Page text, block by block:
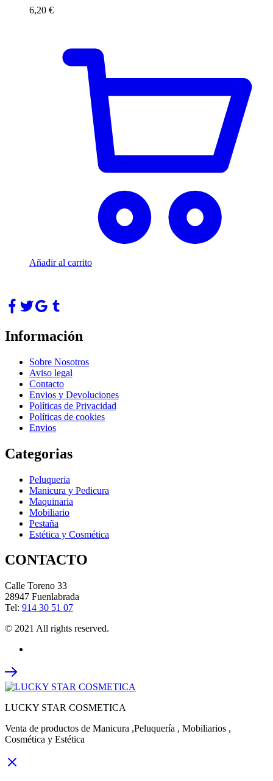
6,20 €
Añadir al carrito
Información
Sobre Nosotros
Aviso legal
Contacto
Envios y Devoluciones
Políticas de Privacidad
Políticas de cookies
Envios
Categorias
Peluqueria
Manicura y Pedicura
Maquinaria
Mobiliario
Pestaña
Estética y Cosmética
CONTACTO
Calle Toreno 33
28947 Fuenlabrada
Tel: 914 30 51 07
© 2021 All rights reserved.
LUCKY STAR COSMETICA
Venta de productos de Manicura ,Peluquería , Mobiliarios ,
Cosmética y Estética